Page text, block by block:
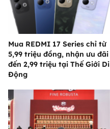
Mua REDMI 17 Series chỉ từ
5,99 triệu đồng, nhận ưu đãi
đến 2,99 triệu tại Thế Giới Di
Động